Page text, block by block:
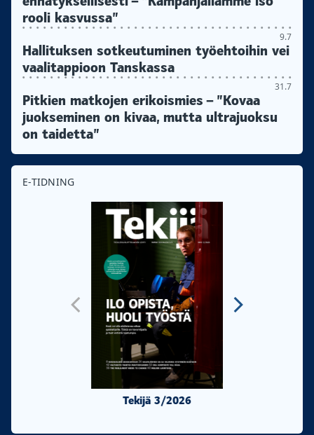
rooli kasvussa”
9.7
Hallituksen sotkeutuminen työehtoihin vei
vaalitappioon Tanskassa
31.7
Pitkien matkojen erikoismies – ”Kovaa
juokseminen on kivaa, mutta ultrajuoksu
on taidetta”
E-TIDNING
Tekijä 3/2026